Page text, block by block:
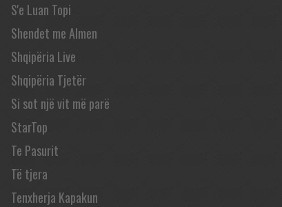
S'e Luan Topi
Shendet me Almen
Shqipëria Live
Shqipëria Tjetër
Si sot një vit më parë
StarTop
Te Pasurit
Të tjera
Tenxherja Kapakun